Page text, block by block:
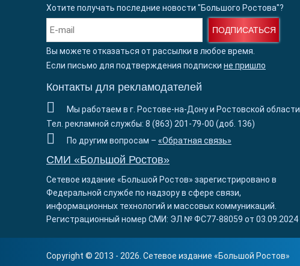
Хотите получать последние новости "Большого Ростова"?
ПОДПИСАТЬСЯ
Вы можете отказаться от рассылки в любое время.
Если письмо для подтверждения подписки не пришло
Контакты для рекламодателей
Мы работаем в г. Ростове-на-Дону и Ростовской области
Тел. рекламной службы: 8 (863) 201-79-00 (доб. 136)
По другим вопросам – «Обратная связь»
СМИ «Большой Ростов»
Сетевое издание «Большой Ростов» зарегистрировано в
Федеральной службе по надзору в сфере связи,
информационных технологий и массовых коммуникаций.
Регистрационный номер СМИ: ЭЛ № ФС77-88059 от 03.09.2024
Copyright © 2013 - 2026. Сетевое издание «Большой Ростов»